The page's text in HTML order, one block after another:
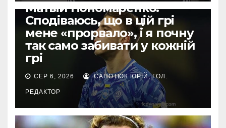
Матвій Пономаренко:
Сподіваюсь, що в цій грі
мене «прорвало», і я почну
так само забивати у кожній
грі
СЕР 6, 2026 САПОТЮК ЮРІЙ, ГОЛ.
РЕДАКТОР